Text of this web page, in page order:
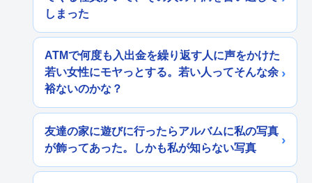
しまった
ATMで何度も入出金を繰り返す人に声をかけた
若い女性にモヤっとする。若い人ってそんな余
裕ないのかな？
友達の家に遊びに行ったらアルバムに私の写真
が飾ってあった。しかも私が知らない写真